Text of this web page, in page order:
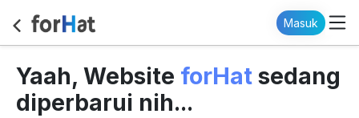
Masuk
Yaah, Website forHat sedang
diperbarui nih...